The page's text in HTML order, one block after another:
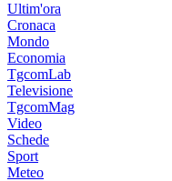
Ultim'ora
Cronaca
Mondo
Economia
TgcomLab
Televisione
TgcomMag
Video
Schede
Sport
Meteo